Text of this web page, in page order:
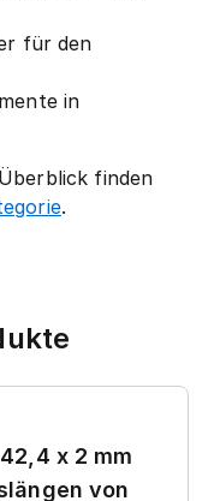
für den
in
finden
.
x 2 mm
von